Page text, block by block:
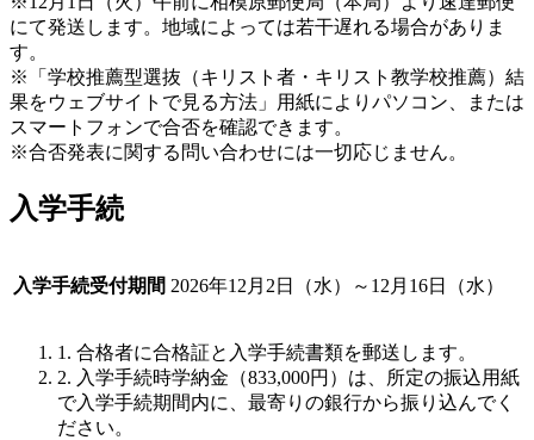
にて発送します。地域によっては若干遅れる場合がありま
す。
※「学校推薦型選抜（キリスト者・キリスト教学校推薦）結
果をウェブサイトで見る方法」用紙によりパソコン、または
スマートフォンで合否を確認できます。
※合否発表に関する問い合わせには一切応じません。
入学手続
入学手続受付期間 2026年12月2日（水）～12月16日（水）
1. 合格者に合格証と入学手続書類を郵送します。
2. 入学手続時学納金（833,000円）は、所定の振込用紙
で入学手続期間内に、最寄りの銀行から振り込んでく
ださい。